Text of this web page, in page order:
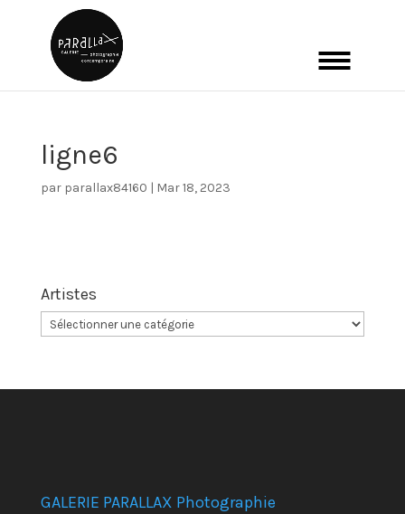
ligne6
par parallax84160 | Mar 18, 2023
Artistes
GALERIE PARALLAX Photographie